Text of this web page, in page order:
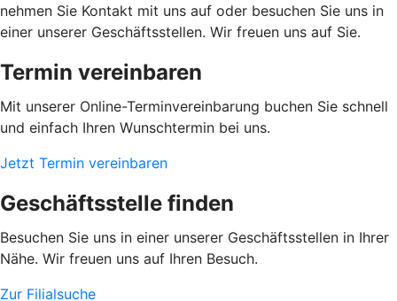
nehmen Sie Kontakt mit uns auf oder besuchen Sie uns in
einer unserer Geschäftsstellen. Wir freuen uns auf Sie.
Termin vereinbaren
Mit unserer Online-Terminvereinbarung buchen Sie schnell
und einfach Ihren Wunschtermin bei uns.
Jetzt Termin vereinbaren
Geschäftsstelle finden
Besuchen Sie uns in einer unserer Geschäftsstellen in Ihrer
Nähe. Wir freuen uns auf Ihren Besuch.
Zur Filialsuche